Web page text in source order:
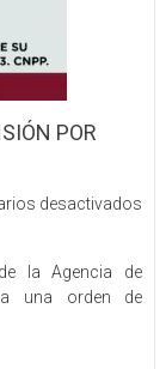
POR
desactivados
la Agencia de
a una orden de